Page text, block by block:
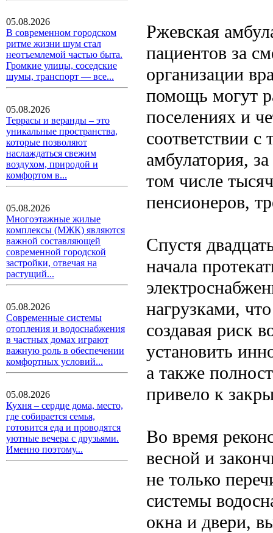
05.08.2026
В современном городском
ритме жизни шум стал
неотъемлемой частью быта.
Громкие улицы, соседские
шумы, транспорт — все...
05.08.2026
Террасы и веранды – это
уникальные пространства,
которые позволяют
наслаждаться свежим
воздухом, природой и
комфортом в...
05.08.2026
Многоэтажные жилые
комплексы (МЖК) являются
важной составляющей
современной городской
застройки, отвечая на
растущий...
05.08.2026
Современные системы
отопления и водоснабжения
в частных домах играют
важную роль в обеспечении
комфортных условий...
05.08.2026
Кухня – сердце дома, место,
где собирается семья,
готовится еда и проводятся
уютные вечера с друзьями.
Именно поэтому...
Ржевская
пациентов за
организации
помощь могут
поселениях и
соответствии
амбулатория,
том числе
пенсионеров,
Спустя
начала
нагрузками,
создавая риск
установить
а также
привело к
Во время
весной и
не только
системы
окна и двери,